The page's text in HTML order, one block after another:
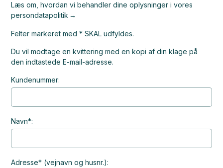
Læs om, hvordan vi behandler dine oplysninger i vores
persondatapolitik
Felter markeret med * SKAL udfyldes.
Du vil modtage en kvittering med en kopi af din klage på
den indtastede E-mail-adresse.
Kundenummer:
Navn*:
Adresse* (vejnavn og husnr.):